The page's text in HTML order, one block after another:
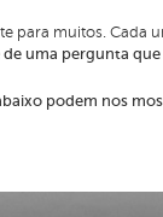
para muitos. Cada
uma pergunta
podem nos